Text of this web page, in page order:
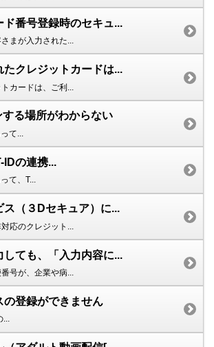
ド番号登録時のセキュ...
まが入力された...
たクレジットカードは...
カードは、ご利...
る場所がわからない
て...
IDの連携...
て、T...
ス（３Dセキュア）に...
応のクレジット...
しても、「入力内容に...
号が、企業や病...
の登録ができません
...